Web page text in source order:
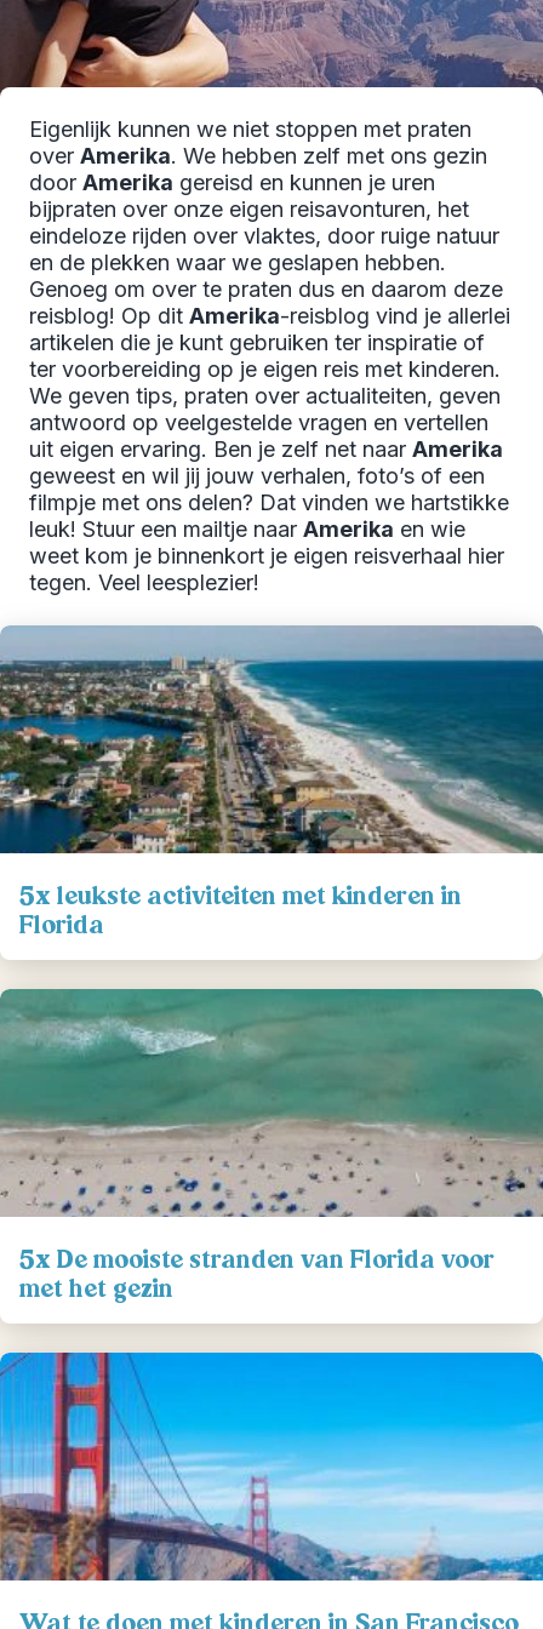
Eigenlijk kunnen we niet stoppen met praten
over Amerika. We hebben zelf met ons gezin
door Amerika gereisd en kunnen je uren
bijpraten over onze eigen reisavonturen, het
eindeloze rijden over vlaktes, door ruige natuur
en de plekken waar we geslapen hebben.
Genoeg om over te praten dus en daarom deze
reisblog! Op dit Amerika-reisblog vind je allerlei
artikelen die je kunt gebruiken ter inspiratie of
ter voorbereiding op je eigen reis met kinderen.
We geven tips, praten over actualiteiten, geven
antwoord op veelgestelde vragen en vertellen
uit eigen ervaring. Ben je zelf net naar Amerika
geweest en wil jij jouw verhalen, foto’s of een
filmpje met ons delen? Dat vinden we hartstikke
leuk! Stuur een mailtje naar Amerika en wie
weet kom je binnenkort je eigen reisverhaal hier
tegen. Veel leesplezier!
5x leukste activiteiten met kinderen in
Florida
5x De mooiste stranden van Florida voor
met het gezin